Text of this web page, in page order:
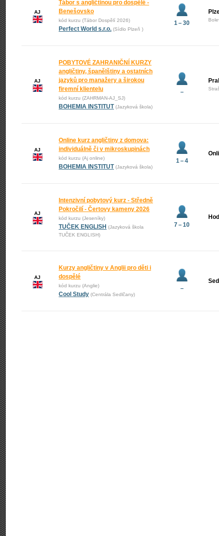
AJ
Tábor s angličtinou pro dospělé -
Benešovsko
kód kurzu (Tábor Dospělí 2026)
Perfect World s.r.o. (Sídlo Plzeň )
1 – 30
AJ
POBYTOVÉ ZAHRANIČNÍ KURZY
angličtiny, španělštiny a ostatních
jazyků pro manažery a širokou
firemní klientelu
kód kurzu (ZAHRMAN-AJ_SJ)
BOHEMIA INSTITUT (Jazyková škola)
–
AJ
Online kurz angličtiny z domova:
individuálně či v mikroskupinách
kód kurzu (Aj online)
BOHEMIA INSTITUT (Jazyková škola)
1 – 4
AJ
Intenzivní pobytový kurz - Středně
Pokročilí - Čertovy kameny 2026
kód kurzu (Jeseníky)
TUČEK ENGLISH (Jazyková škola
TUČEK ENGLISH)
7 – 10
AJ
Kurzy angličtiny v Anglii pro děti i
dospělé
kód kurzu (Anglie)
Cool Study (Centrála Sedlčany)
–